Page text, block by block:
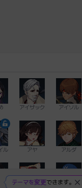
アイザック アイソル
ル アヤ アルダ
テーマを変更できます。